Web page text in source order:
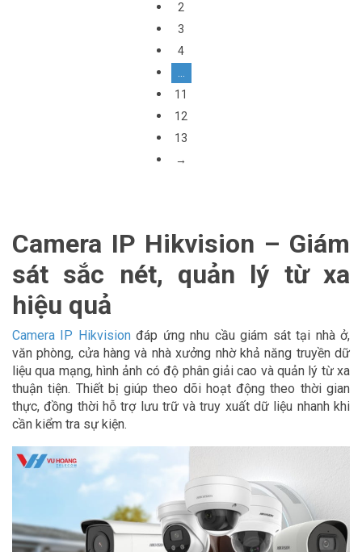
2
3
4
11
12
13
→
Camera IP Hikvision – Giám
sát sắc nét, quản lý từ xa
hiệu quả
Camera IP Hikvisionđáp ứng nhu cầu giám sát tại nhà ở,
văn phòng, cửa hàng và nhà xưởng nhờ khả năng truyền dữ
liệu qua mạng, hình ảnh có độ phân giải cao và quản lý từ xa
thuận tiện. Thiết bị giúp theo dõi hoạt động theo thời gian
thực, đồng thời hỗ trợ lưu trữ và truy xuất dữ liệu nhanh khi
cần kiểm tra sự kiện.